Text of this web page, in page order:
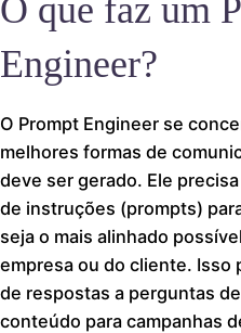
O que faz um
Engineer?
O Prompt Engineer se
melhores formas de
deve ser gerado. Ele
de instruções (prompts)
seja o mais alinhado
empresa ou do cliente. Isso
de respostas a perguntas
conteúdo para campanhas